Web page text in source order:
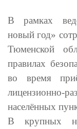
В рамках
новый год»
Тюменской
правилах
во время
лицензионно-
населённых
В крупных